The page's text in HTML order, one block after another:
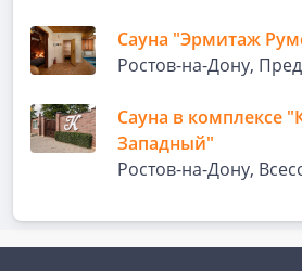
Сауна "Эрмитаж
Ростов-на-Дону,
Сауна в комплексе
Западный"
Ростов-на-Дону,